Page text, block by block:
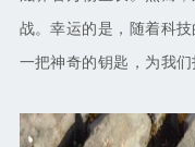
战。幸运的是，随着科
一把神奇的钥匙，为我